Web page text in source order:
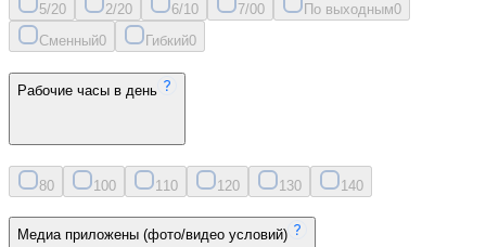
5/20 2/20 6/10 7/00 По выходным0
Сменный0 Гибкий0
Рабочие часы в день
80 100 11 0 120 130 140
Медиа приложены (фото/видео условий)